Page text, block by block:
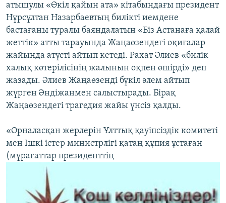
атышулы «Өкіл қайын ата» кітабындағы президент
Нұрсұлтан Назарбаевтың билікті иемдене
бастағаны туралы баяндалатын «Біз Астанаға қалай
жеттік» атты тарауында Жаңаөзендегі оқиғалар
жайында атүсті айтып кетеді. Рахат Әлиев «билік
халық көтерілісінің жалынын оқпен өшірді» деп
жазады. Әлиев Жаңаөзенді бүкіл әлем айтып
жүрген Әндіжанмен салыстырады. Бірақ
Жаңаөзендегі трагедия жайы үнсіз қалды.
«Орналасқан жерлерін Ұлттық қауіпсіздік комитеті
мен Ішкі істер министрлігі қатаң құпия ұстаған
(мұрағаттар президенттің